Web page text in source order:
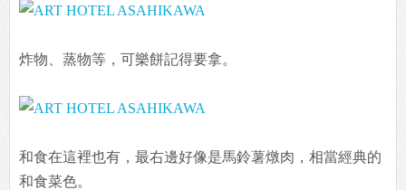
炸物、蒸物等，可樂餅記得要拿。
和食在這裡也有，最右邊好像是馬鈴薯燉肉，相當經典的
和食菜色。